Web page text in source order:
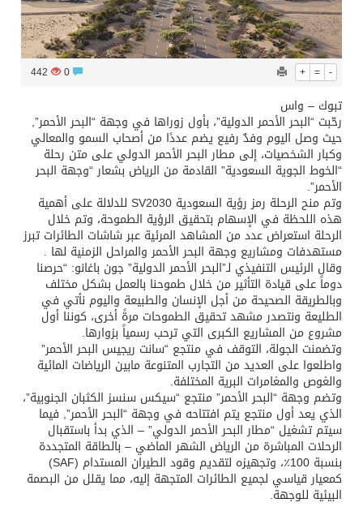
+ = -
442
تبوك – واس
رحّبت “البحر الأحمر الدولية”، بأول زوراها في وجهة “البحر الأحمر”,
حيث وصل اليوم وفدٌ رفيع يضم عددًا من أصحاب السمو والمعالي
وكبار الشخصيات، إلى مطار البحر الأحمر الدولي على متن رحلة
“الخوط الجوية السعودية” القادمة من الرياض بشعار “وجهة البحر
الأحمر”.
وتم منح الرحلة رمز رؤية السعودية SV2030 للدلالة على أهمية
هذه اللحظة في الإسهام بتحقيق الرؤية الطموحة، وتم خلال
الرحلة استعراض عدد من المشاهد المرئية عبر شاشات الطائرات تبرز
مستهدفات ومشاريع وجهة البحر الأحمر والمراحل الزمنية لها .
وقال الرئيس التنفيذي لـ”البحر الأحمر الدولية” جون باغانو: “حرصنا
دوماً على قيادة التأثير من خلال طموحنا بالعمل بشكل مختلف
وبالطريقة الصحيحة من أجل الإنسان والطبيعة واليوم نأتي في
الطليعة ونتصدر مشهد تحقيق الطموحات مرةً أخرى، كوننا أول
مشروع من المشاريع الكبرى التي ترحب رسمياً بزوارها.
وتضمنت الجولة، التوقف في منتجع “سانت ريجيس البحر الأحمر”
واطلعوا على العديد من التجارب المتنوعة مابين الرياضات المائية
والغوص والمغامرات البرية المختلفة.
وتضم وجهة “البحر الأحمر” منتجع “سيكس سنسز الكثبان الجنوبية”،
الذي يعد أول منتجع يتم افتتاحه في وجهة “البحر الأحمر”, فيما
سيتم تشغيل “مطار البحر الأحمر الدولي” – الذي بدأ باستقبال
الرحلات المباشرة من الرياض الشهر الماضي – بالطاقة المتجددة
بنسبة 100٪، وتجهيزه لتقديم وقود الطيران المستدام (SAF)
كمعيار قياسي لجميع الطائرات المتجهة إليه، مما يقلل من البصمة
البيئية للوجهة.